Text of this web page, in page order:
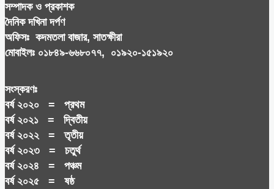
সম্পাদক ও প্রকাশক
দৈনিক দখিনা দর্পণ
অফিসঃ কদমতলা বাজার, সাতক্ষীরা
মোবাইলঃ ০১৮৪৯-৬৬৮০৭৭, ০১৯২০-১৫১৯২০
সংস্করণঃ
বর্ষ ২০২০ = প্রথম
বর্ষ ২০২১ = দ্বিতীয়
বর্ষ ২০২২ = তৃতীয়
বর্ষ ২০২৩ = চতুর্থ
বর্ষ ২০২৪ = পঞ্চম
বর্ষ ২০২৫ = ষষ্ঠ